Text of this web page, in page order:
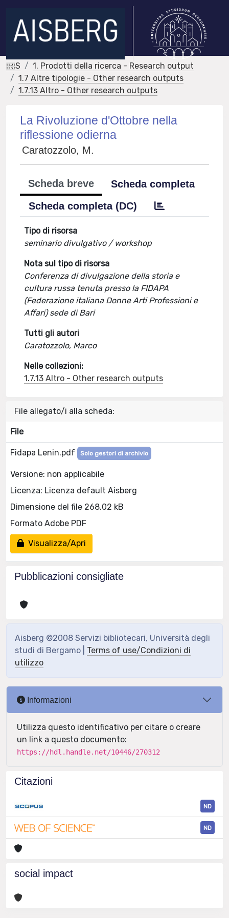
IRIS
1. Prodotti della ricerca - Research output
1.7 Altre tipologie - Other research outputs
1.7.13 Altro - Other research outputs
La Rivoluzione d'Ottobre nella
riflessione odierna
Caratozzolo, M.
Scheda breve
Scheda completa
Scheda completa (DC)
Tipo di risorsa
seminario divulgativo / workshop
Nota sul tipo di risorsa
Conferenza di divulgazione della storia e
cultura russa tenuta presso la FIDAPA
(Federazione italiana Donne Arti Professioni e
Affari) sede di Bari
Tutti gli autori
Caratozzolo, Marco
Nelle collezioni:
1.7.13 Altro - Other research outputs
File allegato/i alla scheda:
File
Fidapa Lenin.pdf Solo gestori di archivio
Versione: non applicabile
Licenza: Licenza default Aisberg
Dimensione del file 268.02 kB
Formato Adobe PDF
Visualizza/Apri
Pubblicazioni consigliate
Aisberg ©2008 Servizi bibliotecari, Università degli
studi di Bergamo | Terms of use/Condizioni di
utilizzo
Informazioni
Utilizza questo identificativo per citare o creare
un link a questo documento:
https://hdl.handle.net/10446/270312
Citazioni
ND
ND
social impact